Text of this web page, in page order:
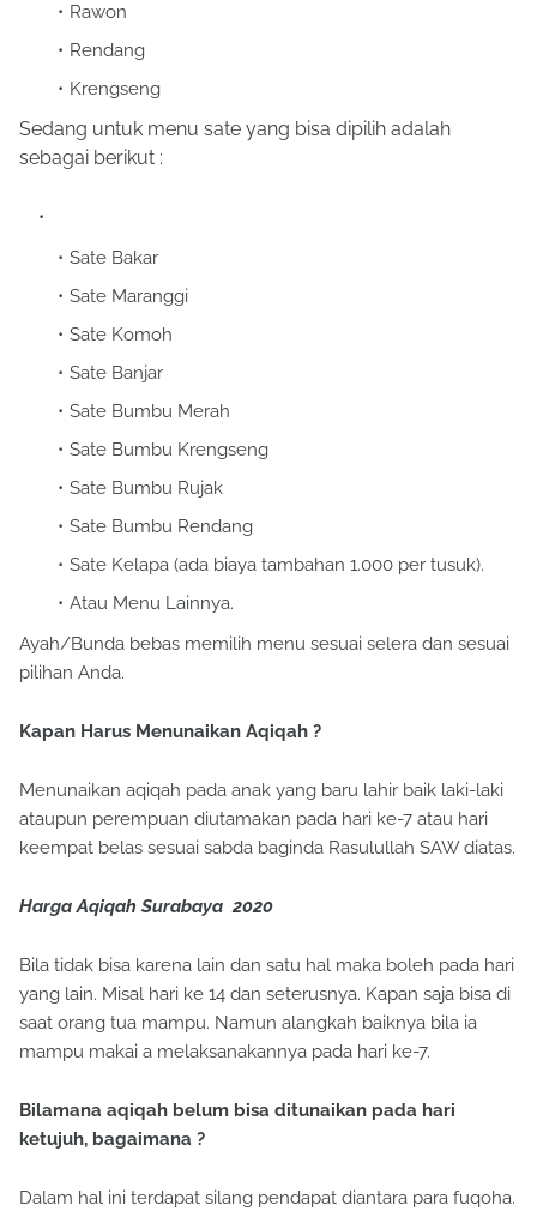
Rawon
Rendang
Krengseng
Sedang untuk menu sate yang bisa dipilih adalah
sebagai berikut :
Sate Bakar
Sate Maranggi
Sate Komoh
Sate Banjar
Sate Bumbu Merah
Sate Bumbu Krengseng
Sate Bumbu Rujak
Sate Bumbu Rendang
Sate Kelapa (ada biaya tambahan 1.000 per tusuk).
Atau Menu Lainnya.
Ayah/Bunda bebas memilih menu sesuai selera dan sesuai
pilihan Anda.
Kapan Harus Menunaikan Aqiqah ?
Menunaikan aqiqah pada anak yang baru lahir baik laki-laki
ataupun perempuan diutamakan pada hari ke-7 atau hari
keempat belas sesuai sabda baginda Rasulullah SAW diatas.
Harga Aqiqah Surabaya 2020
Bila tidak bisa karena lain dan satu hal maka boleh pada hari
yang lain. Misal hari ke 14 dan seterusnya. Kapan saja bisa di
saat orang tua mampu. Namun alangkah baiknya bila ia
mampu makai a melaksanakannya pada hari ke-7.
Bilamana aqiqah belum bisa ditunaikan pada hari
ketujuh, bagaimana ?
Dalam hal ini terdapat silang pendapat diantara para fuqoha.